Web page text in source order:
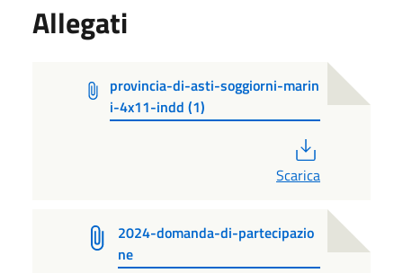
Allegati
provincia-di-asti-soggiorni-marin
i-4x11-indd (1)
Scarica
2024-domanda-di-partecipazio
ne